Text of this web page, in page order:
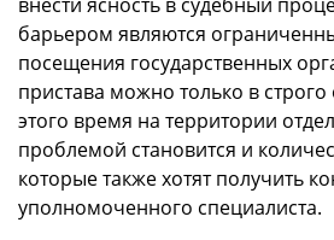
барьером являются
посещения государственных
пристава можно только в строго
этого время на территории
проблемой становится и
которые также хотят получить
уполномоченного специалиста.